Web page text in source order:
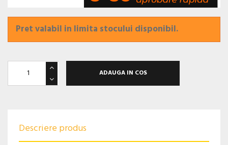
Pret valabil in limita stocului disponibil.
ADAUGA IN COS
Descriere produs